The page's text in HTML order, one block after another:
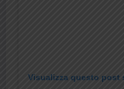
Visualizza questo post